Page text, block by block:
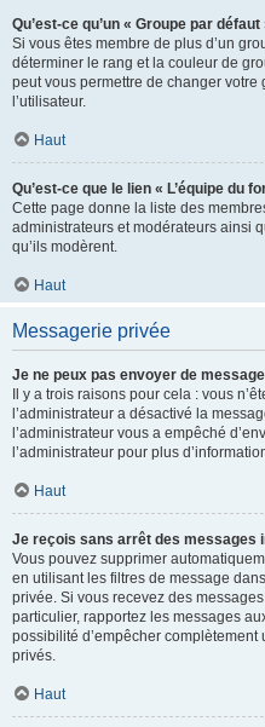
Qu’est-ce qu’un « Groupe par défaut
Si vous êtes membre de plus d’un
déterminer le rang et la couleur de
peut vous permettre de changer
l’utilisateur.
Haut
Qu’est-ce que le lien « L’équipe du
Cette page donne la liste des
administrateurs et modérateurs ainsi
qu’ils modèrent.
Haut
Messagerie privée
Je ne peux pas envoyer de
Il y a trois raisons pour cela : vous
l’administrateur a désactivé la
l’administrateur vous a empêché
l’administrateur pour plus
Haut
Je reçois sans arrêt des messages
Vous pouvez supprimer
en utilisant les filtres de message
privée. Si vous recevez des
particulier, rapportez les messages
possibilité d’empêcher
privés.
Haut